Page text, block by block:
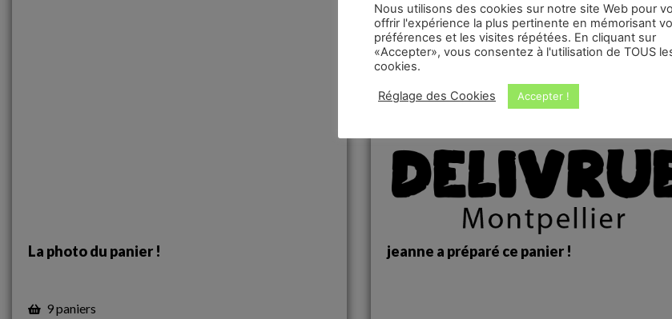
La photo du panier !
9 paniers
jeanne a préparé ce panier !
Nous utilisons des cookies sur notre site Web pour
offrir l'expérience la plus pertinente en mémorisant
préférences et les visites répétées. En cliquant sur
«Accepter», vous consentez à l'utilisation de TOUS
cookies.
Réglage des Cookies Accepter !